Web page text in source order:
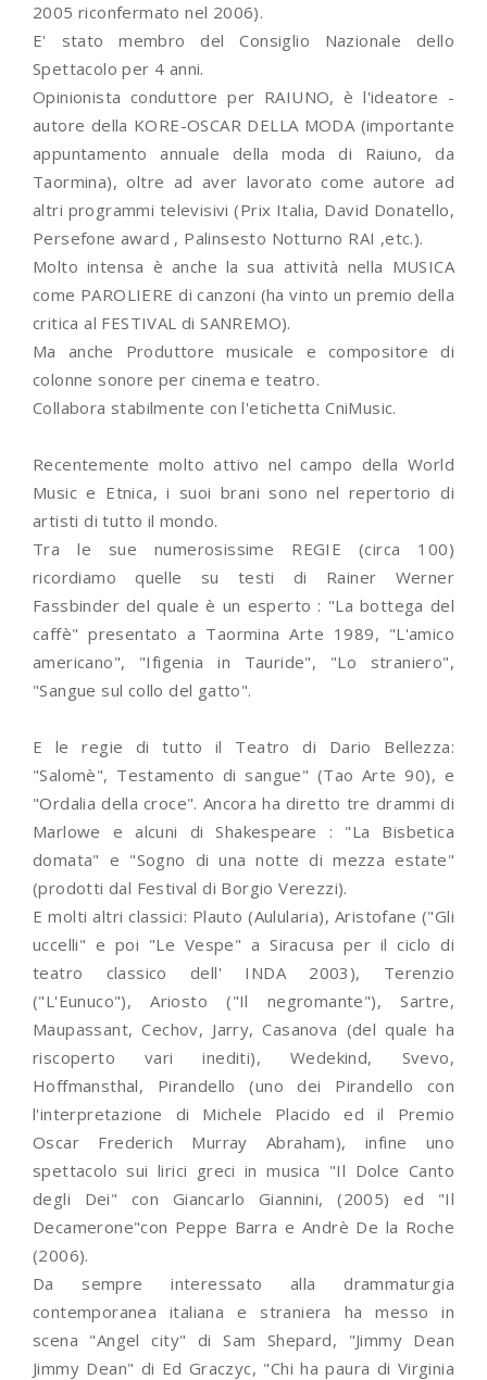
2005 riconfermato nel 2006).
E' stato membro del Consiglio Nazionale dello
Spettacolo per 4 anni.
Opinionista conduttore per RAIUNO, è l'ideatore -
autore della KORE-OSCAR DELLA MODA (importante
appuntamento annuale della moda di Raiuno, da
Taormina), oltre ad aver lavorato come autore ad
altri programmi televisivi (Prix Italia, David Donatello,
Persefone award , Palinsesto Notturno RAI ,etc.).
Molto intensa è anche la sua attività nella MUSICA
come PAROLIERE di canzoni (ha vinto un premio della
critica al FESTIVAL di SANREMO).
Ma anche Produttore musicale e compositore di
colonne sonore per cinema e teatro.
Collabora stabilmente con l'etichetta CniMusic.
Recentemente molto attivo nel campo della World
Music e Etnica, i suoi brani sono nel repertorio di
artisti di tutto il mondo.
Tra le sue numerosissime REGIE (circa 100)
ricordiamo quelle su testi di Rainer Werner
Fassbinder del quale è un esperto : "La bottega del
caffè" presentato a Taormina Arte 1989, "L'amico
americano", "Ifigenia in Tauride", "Lo straniero",
"Sangue sul collo del gatto".
E le regie di tutto il Teatro di Dario Bellezza:
"Salomè", Testamento di sangue" (Tao Arte 90), e
"Ordalia della croce". Ancora ha diretto tre drammi di
Marlowe e alcuni di Shakespeare : "La Bisbetica
domata" e "Sogno di una notte di mezza estate"
(prodotti dal Festival di Borgio Verezzi).
E molti altri classici: Plauto (Aulularia), Aristofane ("Gli
uccelli" e poi "Le Vespe" a Siracusa per il ciclo di
teatro classico dell' INDA 2003), Terenzio
("L'Eunuco"), Ariosto ("Il negromante"), Sartre,
Maupassant, Cechov, Jarry, Casanova (del quale ha
riscoperto vari inediti), Wedekind, Svevo,
Hoffmansthal, Pirandello (uno dei Pirandello con
l'interpretazione di Michele Placido ed il Premio
Oscar Frederich Murray Abraham), infine uno
spettacolo sui lirici greci in musica "Il Dolce Canto
degli Dei" con Giancarlo Giannini, (2005) ed "Il
Decamerone"con Peppe Barra e Andrè De la Roche
(2006).
Da sempre interessato alla drammaturgia
contemporanea italiana e straniera ha messo in
scena "Angel city" di Sam Shepard, "Jimmy Dean
Jimmy Dean" di Ed Graczyc, "Chi ha paura di Virginia